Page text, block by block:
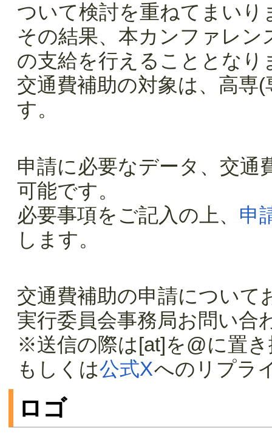
ついて検討を重ねてまいり
その結果、本カンファレ
の支給を行えることとなり
交通費補助の対象は、高専
す。
申請に必要なデータ、交通
可能です。
必要事項をご記入の上、 申
します。
交通費補助の申請につい
実行委員会事務局お問い合
※送信の際は[at]を@に置
もしくは公式Xへのリプラ
ロゴ